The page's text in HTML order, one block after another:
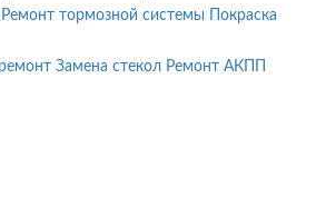
Ремонт тормозной системы
Покраска
Замена стекол Ремонт АКПП